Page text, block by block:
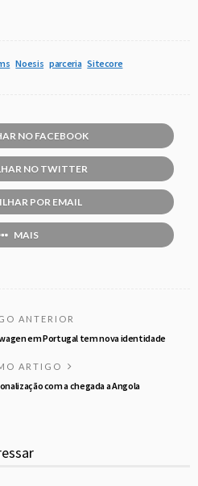
Noesis parceria Sitecore
NO FACEBOOK
NO TWITTER
POR EMAIL
MAIS
ANTERIOR
em Portugal tem nova identidade
ARTIGO
com a chegada a Angola